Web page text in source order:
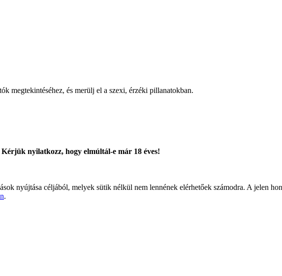
megtekintéséhez, és merülj el a szexi, érzéki pillanatokban.
Kérjük nyilatkozz, hogy elmúltál-e már 18 éves!
nyújtása céljából, melyek sütik nélkül nem lennének elérhetőek számodra. A jelen
.